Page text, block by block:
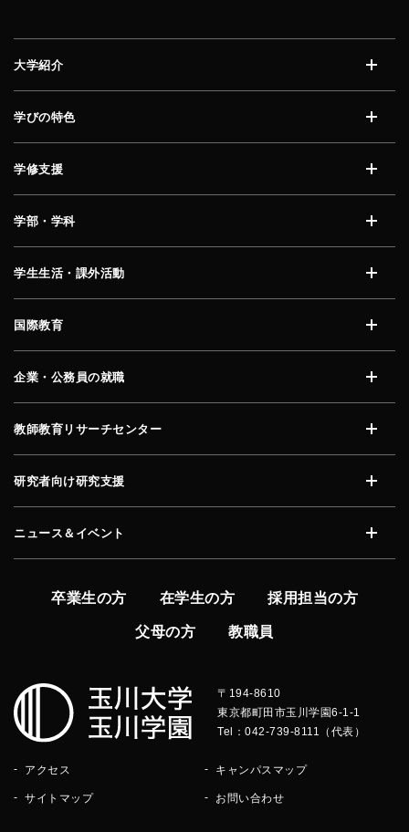
大学紹介
学びの特色
学修支援
学部・学科
学生生活・課外活動
国際教育
企業・公務員の就職
教師教育リサーチセンター
研究者向け研究支援
ニュース＆イベント
卒業生の方 在学生の方 採用担当の方
父母の方 教職員
〒194-8610
東京都町田市玉川学園6-1-1
Tel：042-739-8111（代表）
アクセス キャンパスマップ
サイトマップ お問い合わせ